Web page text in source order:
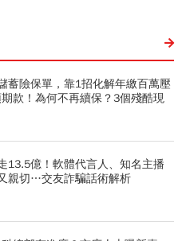
蓄險保單，靠1招化解年繳百萬壓
款！為何不再續保？3個殘酷現
13.5億！軟體代言人、知名主播
親切…交友詐騙話術解析